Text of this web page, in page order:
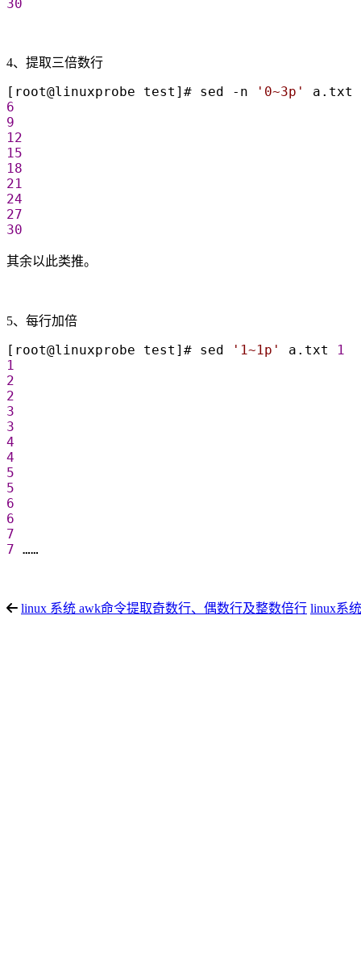
30
4、提取三倍数行
[root@linuxprobe test]# sed -n ' 0~3p '
a.txt
6
9
12
15
18
21
24
27
30
其余以此类推。
5、每行加倍
[root@linuxprobe test]# sed ' 1~1p ' a.txt
1
1
2
2
3
3
4
4
5
5
6
6
7
7 ……
linux 系统 awk命令提取奇数行、偶数行及整数倍行 linux系